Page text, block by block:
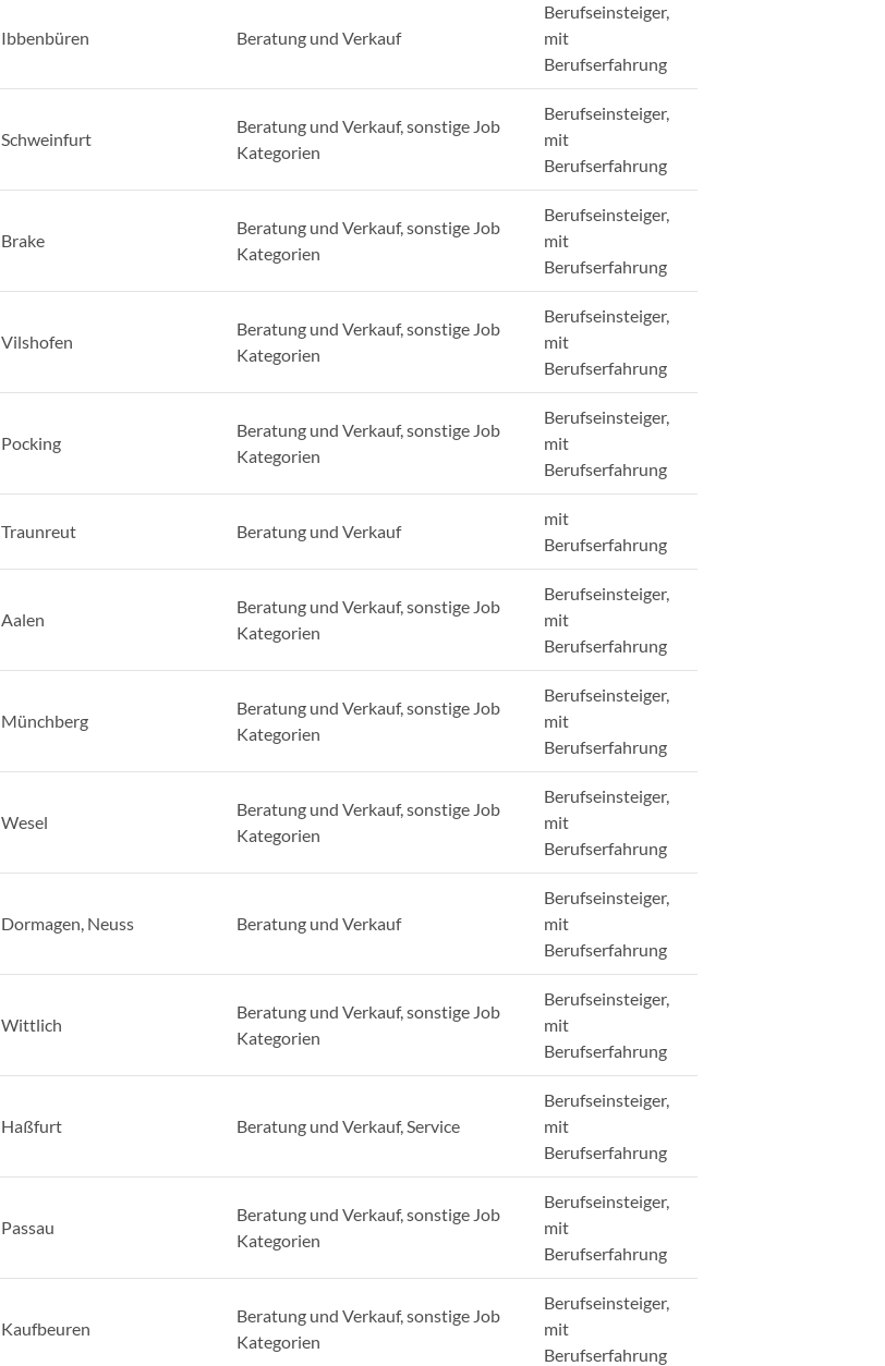
Ibbenbüren Beratung und Verkauf
Berufseinsteiger,
mit
Berufserfahrung
Schweinfurt
Beratung und Verkauf, sonstige Job
Kategorien
Berufseinsteiger,
mit
Berufserfahrung
Brake
Beratung und Verkauf, sonstige Job
Kategorien
Berufseinsteiger,
mit
Berufserfahrung
Vilshofen
Beratung und Verkauf, sonstige Job
Kategorien
Berufseinsteiger,
mit
Berufserfahrung
Pocking
Beratung und Verkauf, sonstige Job
Kategorien
Berufseinsteiger,
mit
Berufserfahrung
Traunreut Beratung und Verkauf
mit
Berufserfahrung
Aalen
Beratung und Verkauf, sonstige Job
Kategorien
Berufseinsteiger,
mit
Berufserfahrung
Münchberg
Beratung und Verkauf, sonstige Job
Kategorien
Berufseinsteiger,
mit
Berufserfahrung
Wesel
Beratung und Verkauf, sonstige Job
Kategorien
Berufseinsteiger,
mit
Berufserfahrung
Dormagen, Neuss Beratung und Verkauf
Berufseinsteiger,
mit
Berufserfahrung
Wittlich
Beratung und Verkauf, sonstige Job
Kategorien
Berufseinsteiger,
mit
Berufserfahrung
Haßfurt Beratung und Verkauf, Service
Berufseinsteiger,
mit
Berufserfahrung
Passau
Beratung und Verkauf, sonstige Job
Kategorien
Berufseinsteiger,
mit
Berufserfahrung
Kaufbeuren
Beratung und Verkauf, sonstige Job
Kategorien
Berufseinsteiger,
mit
Berufserfahrung